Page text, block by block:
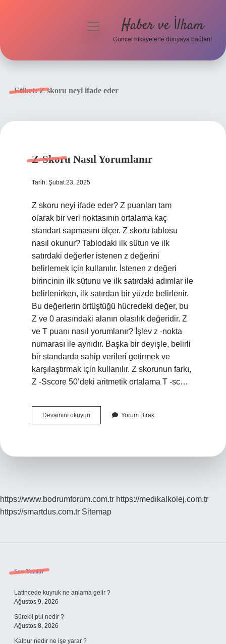
menüyü
Haber ve İlham
Güncel hikayelerle dünyaya bağlan!
Etiket:Z skoru neyi ifade eder
Z-Skoru Nasıl Yorumlanır
Tarih: Şubat 23, 2025
Z skoru neyi ifade eder? Z puanları tam
olarak bir veri noktasının ortalama kaç
standart sapmasını ölçer. Z skoru tablosu
nasıl okunur? Tablodaki ilk sütun ve ilk
satırdaki değerler istenen z değerini
belirlemek için kullanılır. İstenen z değeri
birincinin ilk sütunu ve ilk satırdaki adımlar ile
belirlenirken, ilk satırdan bir yüzde belirlenir.
Bu değerlerin örtüştüğü hücredeki değer, bu
Z ve 0 arasındaki alanın olasılık değeridir. Z
ve T puanı nasıl yorumlanır? İşlev z -nokta
numarası ile aynıdır. Başka bir deyişle, belirli
bir standarda sahip verileri getirmek ve
karşılaştırmak için kullanılır. Z skorunun farkı,
Z -Sscore 50’deki aritmetik ortalama T -sc…
Devamını okuyun
Skoru
Yorum Bırak
https://www.bodrumforum.com.tr https://medikalkolej.com.tr
https://smartdus.com.tr Sitemap
Sidebar
Son Yazılar
Latincede kuyruk ne anlama gelir ?
Ağustos 9, 2026
Sürekli pul nedir ?
Ağustos 8, 2026
Kalbur nedir ne işe yarar ?